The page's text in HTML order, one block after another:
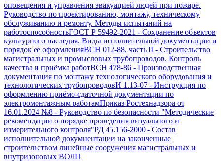
оповещения и управления эвакуацией людей при пожаре.
Руководство по проектированию, монтажу, техническому
обслуживанию и ремонту. Методы испытаний на
работоспособностьГОСТ Р 59492-2021 - Сохранение объектов
культурного наследия. Виды исполнительной документации и
порядок ее оформленияВСН 012-88, часть II - Строительство
магистральных и промысловых трубопроводов. Контроль
качества и приёмка работВСН 478-86 - Производственная
документация по монтажу технологического оборудования и
технологических трубопроводовИ 1.13-07 - Инструкция по
оформлению приёмо-сдаточной документации по
электромонтажным работамПриказ Ростехнадзора от
16.01.2024 №8 - Руководство по безопасности "Методические
рекомендации о порядке проведения визуального и
измерительного контроля"РД 45.156-2000 - Состав
исполнительной докумнентации на законченные
строительством линейные сооружения магистральных и
внутризоновых ВОЛП